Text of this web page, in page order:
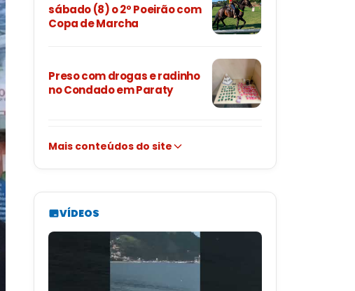
sábado (8) o 2º Poeirão com
Copa de Marcha
Preso com drogas e radinho
no Condado em Paraty
Mais conteúdos do site
VÍDEOS